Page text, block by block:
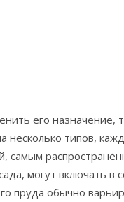
его назначение,
несколько типов,
самым
могут включать в
пруда обычно